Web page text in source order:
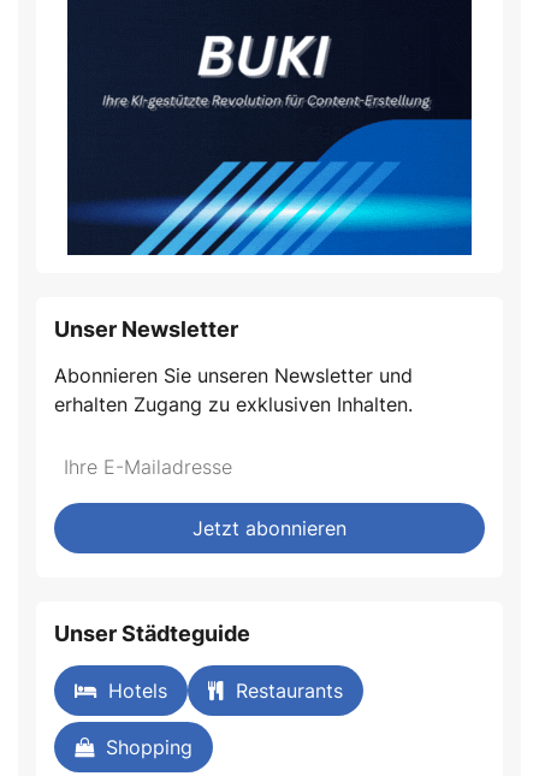
Unser Newsletter
Abonnieren Sie unseren Newsletter und
erhalten Zugang zu exklusiven Inhalten.
Jetzt abonnieren
Unser Städteguide
Hotels Restaurants
Shopping